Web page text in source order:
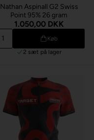
Nathan Aspinall G2 Swiss
Point 95% 26 gram
1.050,00 DKK
Køb
2 sæt på lager